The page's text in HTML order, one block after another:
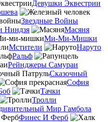
Девушки Эквестрии
Звездные Войны
Ниндзя
Масяня
Ми-Ми-Мишки
Мстители
Наруто
Ральф
Рейнджеры Самураи
Сказочный
София
Тачки
Тролли
Мир Гамбола
Финес И Ферб